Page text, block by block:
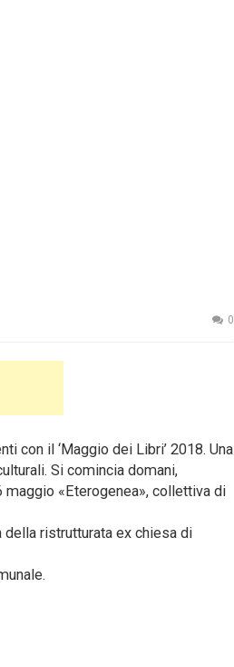
0
con il ‘Maggio dei Libri’ 2018. Una
Si comincia domani,
«Eterogenea», collettiva di
della ristrutturata ex chiesa di